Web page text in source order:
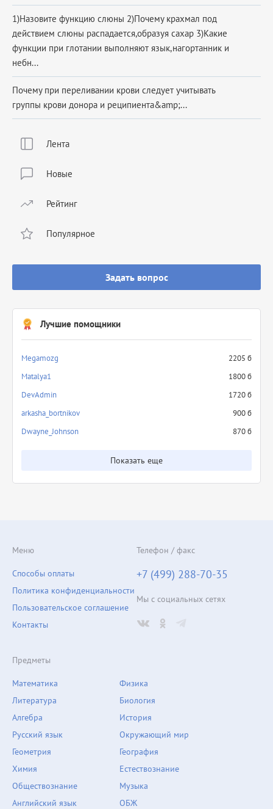
Лента
Новые
Рейтинг
Популярное
Задать вопрос
Лучшие помощники
Megamozg
2205 б
Matalya1
1800 б
DevAdmin
1720 б
arkasha_bortnikov
900 б
Dwayne_Johnson
870 б
Показать еще
1)Назовите функцию слюны 2)Почему крахмал под
действием слюны распадается,образуя сахар 3)Какие
функции при глотании выполняют язык,нагортанник и
небн...
Почему при переливании крови следует учитывать
группы крови донора и реципиента&amp;...
Предметы
Математика
Литература
Алгебра
Русский язык
Геометрия
Химия
Физика
Биология
История
Окружающий мир
География
Естествознание
Обществознание
Английский язык
Музыка
ОБЖ
Меню
Способы оплаты
Политика конфиденциальности
Пользовательское соглашение
Контакты
Телефон / факс
+7 (499) 288-70-35
Мы с социальных сетях